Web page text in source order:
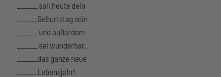
______ soll heute dein
______Geburtstag sein
______ und außerdem
______ sei wunderbar,
______das ganze neue
______Lebensjahr!